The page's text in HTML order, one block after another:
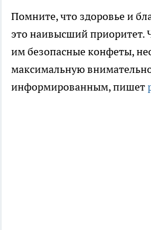
Помните, что здоровье и
это наивысший приоритет.
им безопасные конфеты,
максимальную
информированным, пишет